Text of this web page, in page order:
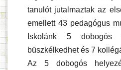
tanulót jutalmaztak az
emellett 43 pedagógus
Iskolánk 5 dobogós
büszkélkedhet és 7
Az 5 dobogós